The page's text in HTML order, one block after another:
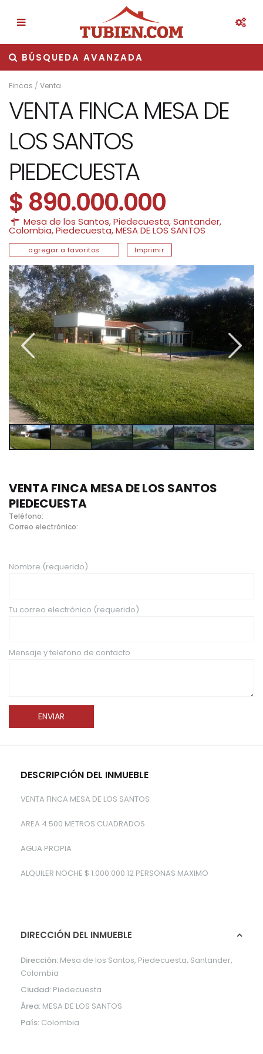
BÚSQUEDA AVANZADA
Fincas / Venta
VENTA FINCA MESA DE
LOS SANTOS
PIEDECUESTA
$ 890.000.000
Mesa de los Santos, Piedecuesta, Santander,
Colombia,Piedecuesta,MESA DE LOS SANTOS
agregar a favoritos Imprimir
VENTA FINCA MESA DE LOS SANTOS
PIEDECUESTA
Teléfono:
Correo electrónico:
Nombre (requerido)
Tu correo electrónico (requerido)
Mensaje y telefono de contacto
DESCRIPCIÓN DEL INMUEBLE
VENTA FINCA MESA DE LOS SANTOS
AREA 4.500 METROS CUADRADOS
AGUA PROPIA
ALQUILER NOCHE $ 1.000.000 12 PERSONAS MAXIMO
DIRECCIÓN DEL INMUEBLE
Dirección: Mesa de los Santos, Piedecuesta, Santander,
Colombia
Ciudad: Piedecuesta
Área: MESA DE LOS SANTOS
País: Colombia